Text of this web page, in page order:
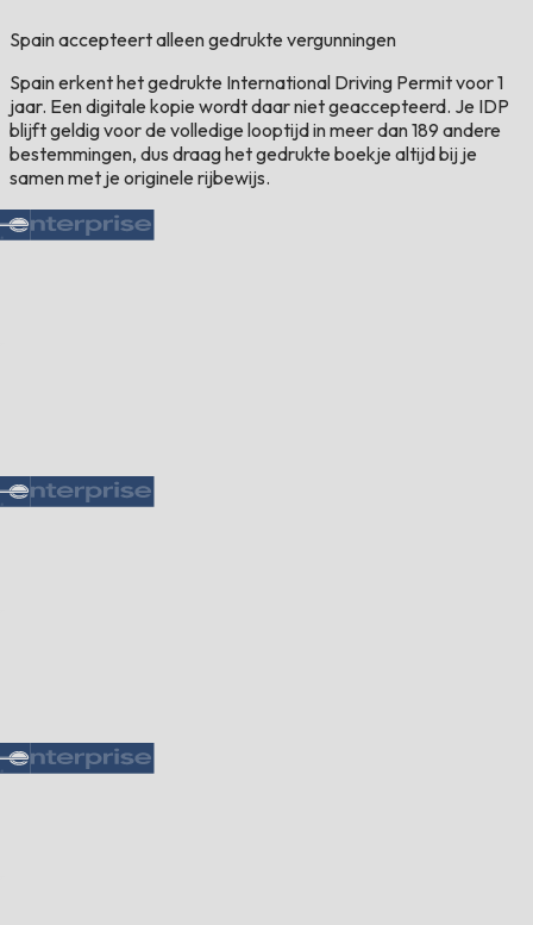
Spain accepteert alleen gedrukte vergunningen
Spain erkent het gedrukte International Driving Permit voor 1
jaar. Een digitale kopie wordt daar niet geaccepteerd. Je IDP
blijft geldig voor de volledige looptijd in meer dan 189 andere
bestemmingen, dus draag het gedrukte boekje altijd bij je
samen met je originele rijbewijs.